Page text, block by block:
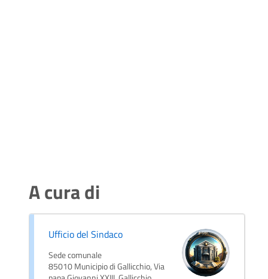
A cura di
Ufficio del Sindaco
Sede comunale
85010 Municipio di Gallicchio, Via